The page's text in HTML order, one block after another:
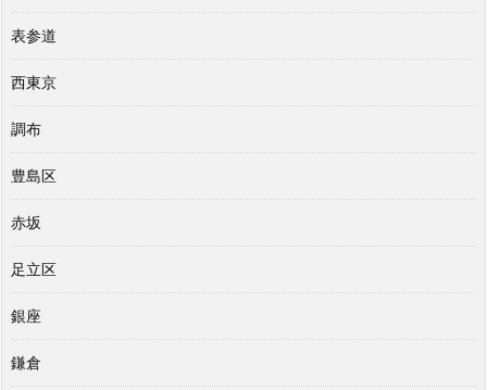
表参道
西東京
調布
豊島区
赤坂
足立区
銀座
鎌倉